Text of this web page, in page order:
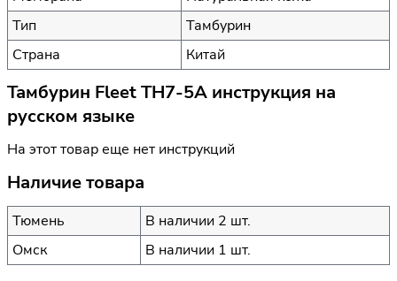
Тип
Тамбурин
Страна
Китай
Тамбурин Fleet TH7-5A инструкция на
русском языке
На этот товар еще нет инструкций
Наличие товара
Тюмень
В наличии 2 шт.
Омск
В наличии 1 шт.